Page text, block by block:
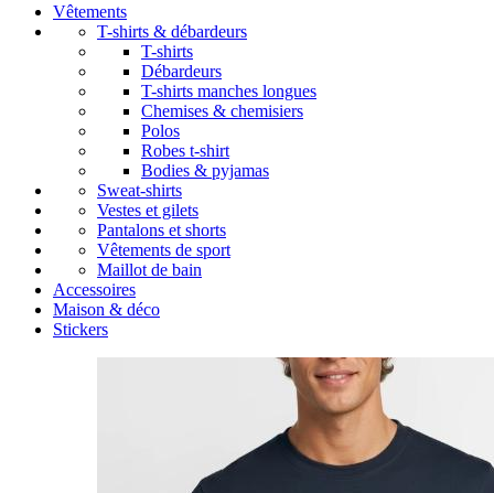
Vêtements
T-shirts & débardeurs
T-shirts
Débardeurs
T-shirts manches longues
Chemises & chemisiers
Polos
Robes t-shirt
Bodies & pyjamas
Sweat-shirts
Vestes et gilets
Pantalons et shorts
Vêtements de sport
Maillot de bain
Accessoires
Maison & déco
Stickers